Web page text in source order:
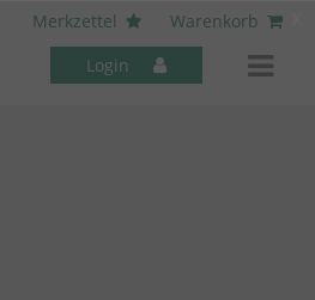
Merkzettel
Warenkorb
Login